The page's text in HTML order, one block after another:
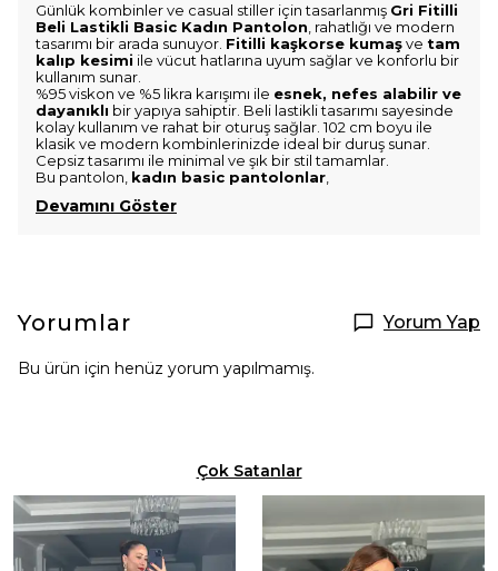
Günlük kombinler ve casual stiller için tasarlanmış Gri Fitilli
Beli Lastikli Basic Kadın Pantolon , rahatlığı ve modern
tasarımı bir arada sunuyor. Fitilli kaşkorse kumaşve tam
kalıp kesimi ile vücut hatlarına uyum sağlar ve konforlu bir
kullanım sunar.
%95 viskon ve %5 likra karışımı ile esnek, nefes alabilir ve
dayanıklı bir yapıya sahiptir. Beli lastikli tasarımı sayesinde
kolay kullanım ve rahat bir oturuş sağlar. 102 cm boyu ile
klasik ve modern kombinlerinizde ideal bir duruş sunar.
Cepsiz tasarımı ile minimal ve şık bir stil tamamlar.
Bu pantolon, kadın basic pantolonlar
Devamını Göster
Yorumlar Yorum Yap
Bu ürün için henüz yorum yapılmamış.
Çok Satanlar